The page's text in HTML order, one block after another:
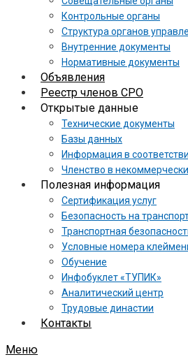
Контрольные органы
Структура органов
Внутренние документы
Нормативные документы
Объявления
Реестр членов СРО
Открытые данные
Технические документы
Базы данных
Информация в
Членство в
Полезная информация
Сертификация услуг
Безопасность на
Транспортная
Условные номера
Обучение
Инфобуклет «ТУПИК»
Аналитический центр
Трудовые династии
Контакты
Меню